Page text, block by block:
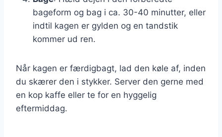
bageform og bag i ca. 30-40 minutter, eller
indtil kagen er gylden og en tandstik
kommer ud ren.
Når kagen er færdigbagt, lad den køle af, inden
du skærer den i stykker. Server den gerne med
en kop kaffe eller te for en hyggelig
eftermiddag.